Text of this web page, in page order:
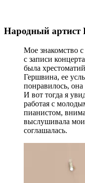
Народный
Мое знакомство
с записи
была
Гершвина, ее
понравилось, она
И вот тогда я
работая с
пианистом,
выслушивала мои
соглашалась.